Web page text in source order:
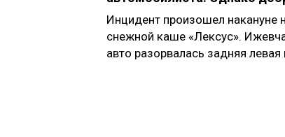
Инцидент произошел
снежной каше «Лексус».
авто разорвалась задняя